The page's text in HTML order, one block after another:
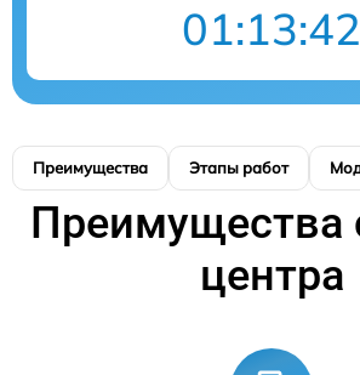
01:13:41
Преимущества Этапы работ
Преимущества
центра